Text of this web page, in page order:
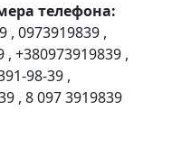
телефона:
, 0973919839 ,
, +380973919839 ,
98-39 ,
, 8 097 3919839